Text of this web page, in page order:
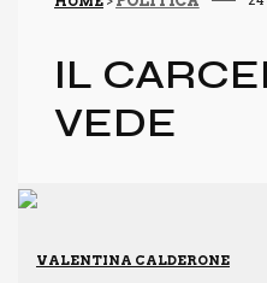
IL
VEDE
VALENTINA CALDERONE